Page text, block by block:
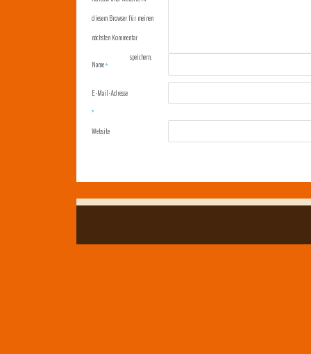
Name*
E-Mail-Adresse
*
Website
diesem Browser für meinen
nächsten Kommentar
speichern.